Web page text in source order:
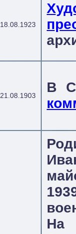
18.08.1923
21.08.1903
В
На